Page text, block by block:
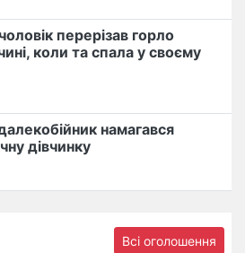
перерізав горло
коли та спала у своєму
намагався
дівчинку
Всі оголошення